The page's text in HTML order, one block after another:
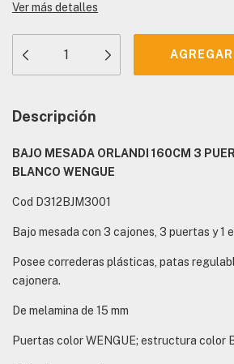
Ver más detalles
Descripción
BAJO MESADA ORLANDI 160CM 3
BLANCO WENGUE
Cod D312BJM3001
Bajo mesada con 3 cajones, 3 puertas y 1
Posee correderas plásticas, patas
cajonera.
De melamina de 15 mm
Puertas color WENGUE; estructura color